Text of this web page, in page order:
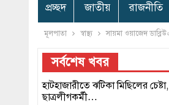
প্রচ্ছদ জাতীয় রাজনীতি
মূলপাতা স্বাস্থ্য সায়মা ওয়াজেদ
সর্বশেষ খবর
হাটহাজারীতে ঝটিকা মিছিলের
ছাত্রলীগকর্মী…